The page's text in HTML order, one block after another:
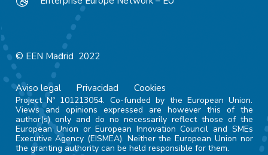
© EEN Madrid 2022
Aviso legal Privacidad Cookies
Project Nº 101213054. Co-funded by the European Union.
Views and opinions expressed are however this of the
author(s) only and do no necessarily reflect those of the
European Union or European Innovation Council and SMEs
Executive Agency (EISMEA). Neither the European Union nor
the granting authority can be held responsible for them.